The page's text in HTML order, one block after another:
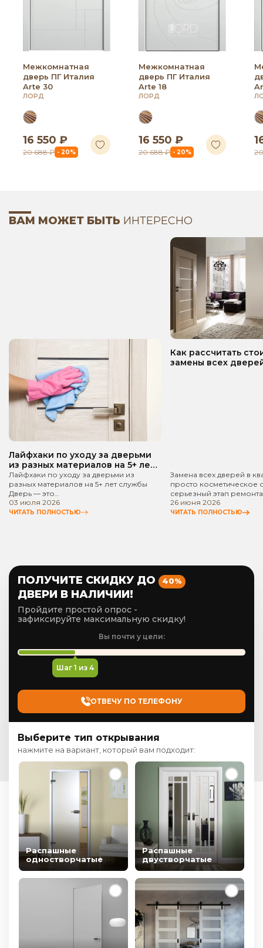
Межкомнатная
дверь ПГ Италия
Arte 30
ЛОРД
16 550 ₽
20 688 ₽ - 20%
Межкомнатная
дверь ПГ Италия
Arte 18
ЛОРД
16 550 ₽
20 688 ₽ - 20%
ВАМ МОЖЕТ БЫТЬ ИНТЕРЕСНО
Лайфхаки по уходу за дверьми
из разных материалов на 5+ лет
службы
Лайфхаки по уходу за дверьми из
разных материалов на 5+ лет службы
Дверь — это…
03 июля 2026
ЧИТАТЬ ПОЛНОСТЬЮ
Как рассчитать
замены всех
Замена всех дверей в
просто косметическое
серьезный этап
26 июня 2026
ЧИТАТЬ ПОЛНОСТЬЮ
ПОЛУЧИТЕ СКИДКУ ДО 40%
ДВЕРИ В НАЛИЧИИ!
Пройдите простой опрос -
зафиксируйте максимальную скидку!
Вы почти у цели:
Шаг 1 из 4
ОТВЕЧУ ПО ТЕЛЕФОНУ
Выберите тип открывания
нажмите на вариант, который вам подходит:
Распашные
одностворчатые
Распашные
двустворчатые